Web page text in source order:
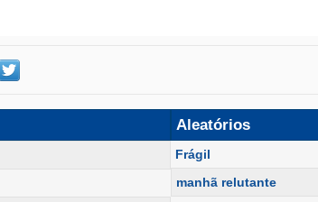
Aleatórios
Frágil
manhã relutante